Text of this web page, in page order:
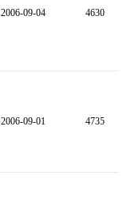
2006-09-04 4630
2006-09-01 4735